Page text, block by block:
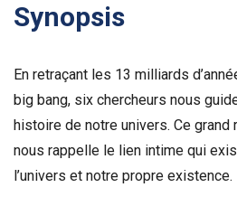
Synopsis
En retraçant les 13 milliards
big bang, six chercheurs nous
histoire de notre univers. Ce
nous rappelle le lien intime qui
l’univers et notre propre existence.